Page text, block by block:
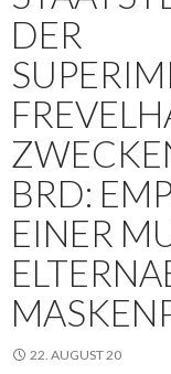
DER
BRD:
EINER
22. AUGUST 20